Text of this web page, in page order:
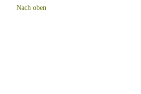
Nach oben